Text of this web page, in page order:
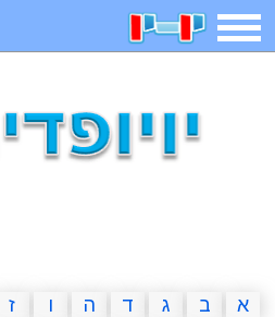
תפריט
א ב ג ד ה ו ז